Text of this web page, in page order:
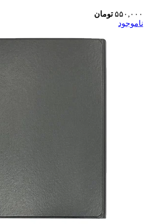
۵۵۰,۰۰۰ تومان
ناموجود